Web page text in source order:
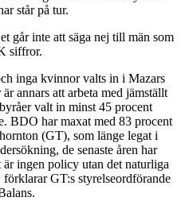
står på tur.
går inte att säga nej till män som
siffror.
inga kvinnor valts in i Mazars
annars att arbeta med jämställt
valt in minst 45 procent
BDO har maxat med 83 procent
(GT), som länge legat i
de senaste åren har
ingen policy utan det naturliga
GT:s styrelseordförande
.